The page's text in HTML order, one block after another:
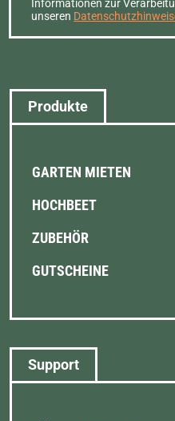
Informationen zur
unseren
Produkte
GARTEN MIETEN
HOCHBEET
ZUBEHÖR
GUTSCHEINE
Support